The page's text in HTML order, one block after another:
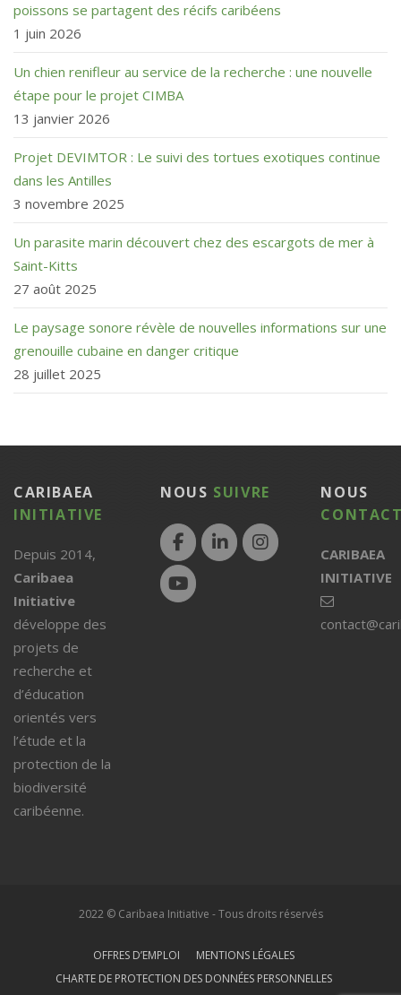
poissons se partagent des récifs caribéens
1 juin 2026
Un chien renifleur au service de la recherche : une nouvelle
étape pour le projet CIMBA
13 janvier 2026
Projet DEVIMTOR : Le suivi des tortues exotiques continue
dans les Antilles
3 novembre 2025
Un parasite marin découvert chez des escargots de mer à
Saint-Kitts
27 août 2025
Le paysage sonore révèle de nouvelles informations sur une
grenouille cubaine en danger critique
28 juillet 2025
CARIBAEA
INITIATIVE
Depuis 2014,
Caribaea
Initiative
développe des
projets de
recherche et
d’éducation
orientés vers
l’étude et la
protection de la
biodiversité
caribéenne.
NOUS SUIVRE
NOUS
CARIBAEA
INITIATIVE
2022 © Caribaea Initiative - Tous droits réservés
OFFRES D’EMPLOI
MENTIONS LÉGALES
CHARTE DE PROTECTION DES DONNÉES PERSONNELLES